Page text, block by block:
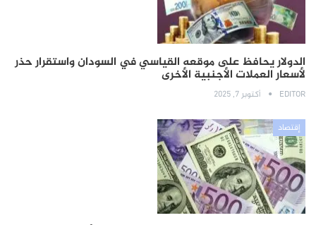
الدولار يحافظ على موقعه القياسي في السودان واستقرار حذر
لأسعار العملات الأجنبية الأخرى
EDITOR أكتوبر 7, 2025
إقتصاد